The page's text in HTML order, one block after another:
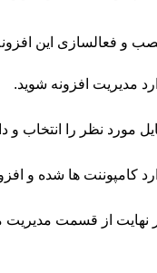
و فعالسازی این
مدیریت افزونه شوید.
مورد نظر را انتخاب و
کامپوننت ها شده و
نهایت از قسمت مدیریت